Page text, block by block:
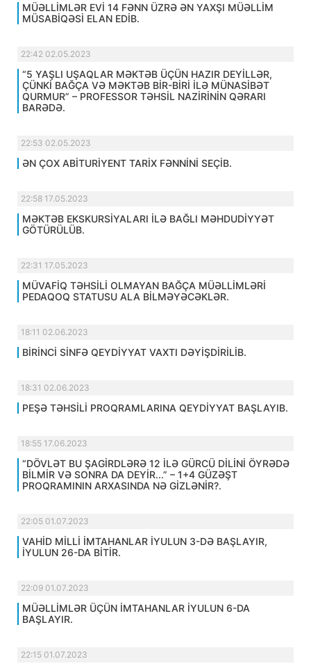
MÜƏLLİMLƏR EVİ 14 FƏNN ÜZRƏ ƏN YAXŞI MÜƏLLİM
MÜSABİQƏSİ ELAN EDİB.
22:42 02.05.2023
“5 YAŞLI UŞAQLAR MƏKTƏB ÜÇÜN HAZIR DEYİLLƏR,
ÇÜNKİ BAĞÇA VƏ MƏKTƏB BİR-BİRİ İLƏ MÜNASİBƏT
QURMUR” – PROFESSOR TƏHSİL NAZİRİNİN QƏRARI
BARƏDƏ.
22:53 02.05.2023
ƏN ÇOX ABİTURİYENT TARİX FƏNNİNİ SEÇİB.
22:58 17.05.2023
MƏKTƏB EKSKURSİYALARI İLƏ BAĞLI MƏHDUDİYYƏT
GÖTÜRÜLÜB.
22:31 17.05.2023
MÜVAFİQ TƏHSİLİ OLMAYAN BAĞÇA MÜƏLLİMLƏRİ
PEDAQOQ STATUSU ALA BİLMƏYƏCƏKLƏR.
18:11 02.06.2023
BİRİNCİ SİNFƏ QEYDİYYAT VAXTI DƏYİŞDİRİLİB.
18:31 02.06.2023
PEŞƏ TƏHSİLİ PROQRAMLARINA QEYDİYYAT BAŞLAYIB.
18:55 17.06.2023
“DÖVLƏT BU ŞAGİRDLƏRƏ 12 İLƏ GÜRCÜ DİLİNİ ÖYRƏDƏ
BİLMİR VƏ SONRA DA DEYİR...” – 1+4 GÜZƏŞT
PROQRAMININ ARXASINDA NƏ GİZLƏNİR?.
22:05 01.07.2023
VAHİD MİLLİ İMTAHANLAR İYULUN 3-DƏ BAŞLAYIR,
İYULUN 26-DA BİTİR.
22:09 01.07.2023
MÜƏLLİMLƏR ÜÇÜN İMTAHANLAR İYULUN 6-DA
BAŞLAYIR.
22:15 01.07.2023